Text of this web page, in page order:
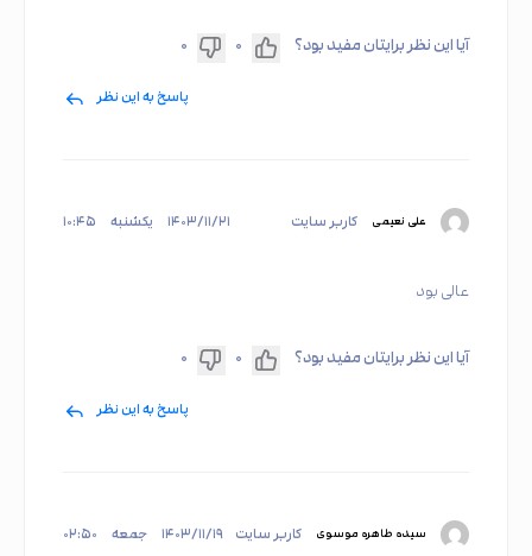
آیا این نظر برایتان مفید بود؟ ۰ ۰
پاسخ به این نظر
علی نعیمی کاربر سایت ۱۴۰۳/۱۱/۲۱ یکشنبه ۱۰:۴۵
عالی بود
آیا این نظر برایتان مفید بود؟ ۰ ۰
پاسخ به این نظر
سیده طاهره موسوی کاربر سایت ۱۴۰۳/۱۱/۱۹ جمعه ۰۲:۵۰